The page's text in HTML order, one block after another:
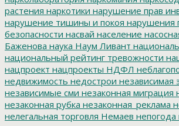
растения наркотики нарушение прав
нарушение тишины и покоя нарушения
безопасности насвай население
Баженова наука Наум Ливант
национальный рейтинг тревожности
нацпроект нацпроекты НДФЛ
недвижимость недострои независимая
независимые сми незаконная миграция
незаконная рубка незаконная_реклама
нелегальная торговля Немаев непогода